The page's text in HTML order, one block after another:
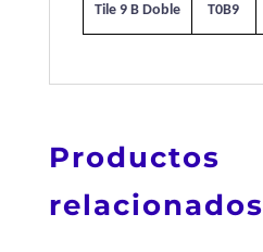
Tile 9 B Doble T0B9
Productos
relacionados